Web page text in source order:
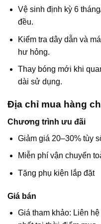
Vệ sinh định kỳ 6
đều.
Kiểm tra dây dẫn và
hư hỏng.
Thay bóng mới khi
dài sử dụng.
Địa chỉ mua hàng
Chương trình ưu đãi
Giảm giá 20–30% tùy
Miễn phí vận chuyển
Tặng phụ kiện lắp đặt
Giá bán
Giá tham khảo: Liên